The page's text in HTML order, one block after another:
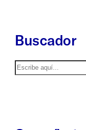
Buscador
Buscar